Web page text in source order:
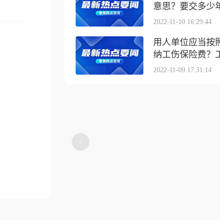
意思？要交多少
2022-11-10 16:29:44
用人单位应当按
纳工伤保险费？
2022-11-09 17:31:14